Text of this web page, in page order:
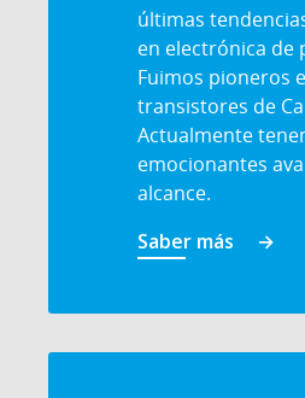
últimas
en electrónica de
Fuimos pioneros
transistores de
Actualmente
emocionantes
alcance.
Saber más